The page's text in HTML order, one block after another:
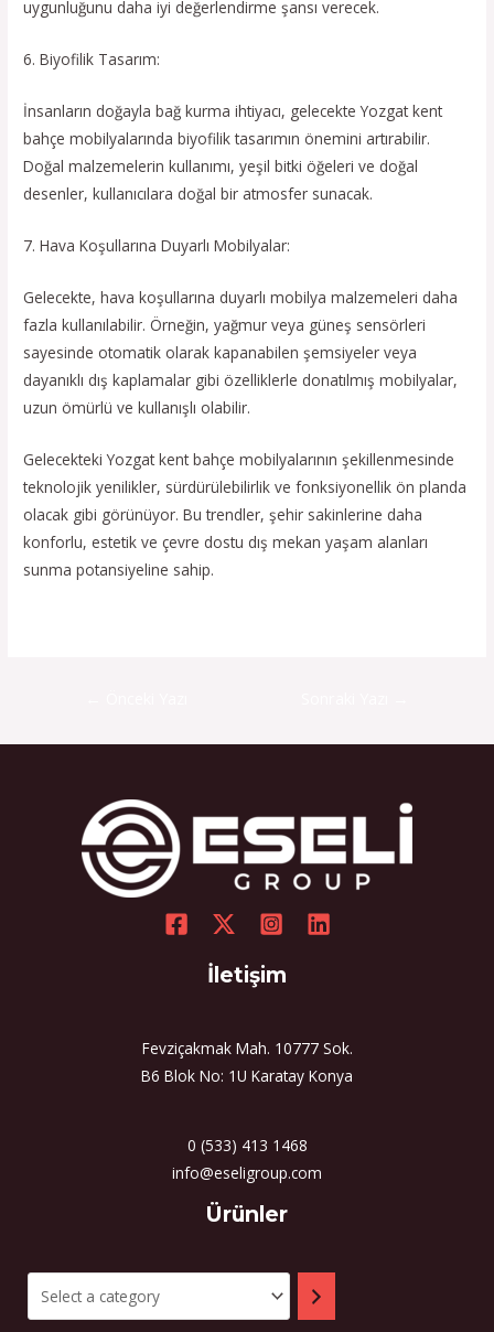
uygunluğunu daha iyi değerlendirme şansı verecek.
6. Biyofilik Tasarım:
İnsanların doğayla bağ kurma ihtiyacı, gelecekte Yozgat kent
bahçe mobilyalarında biyofilik tasarımın önemini artırabilir.
Doğal malzemelerin kullanımı, yeşil bitki öğeleri ve doğal
desenler, kullanıcılara doğal bir atmosfer sunacak.
7. Hava Koşullarına Duyarlı Mobilyalar:
Gelecekte, hava koşullarına duyarlı mobilya malzemeleri daha
fazla kullanılabilir. Örneğin, yağmur veya güneş sensörleri
sayesinde otomatik olarak kapanabilen şemsiyeler veya
dayanıklı dış kaplamalar gibi özelliklerle donatılmış mobilyalar,
uzun ömürlü ve kullanışlı olabilir.
Gelecekteki Yozgat kent bahçe mobilyalarının şekillenmesinde
teknolojik yenilikler, sürdürülebilirlik ve fonksiyonellik ön planda
olacak gibi görünüyor. Bu trendler, şehir sakinlerine daha
konforlu, estetik ve çevre dostu dış mekan yaşam alanları
sunma potansiyeline sahip.
İletişim
Fevziçakmak Mah. 10777 Sok.
B6 Blok No: 1U Karatay Konya
0 (533) 413 1468
info@eseligroup.com
Ürünler